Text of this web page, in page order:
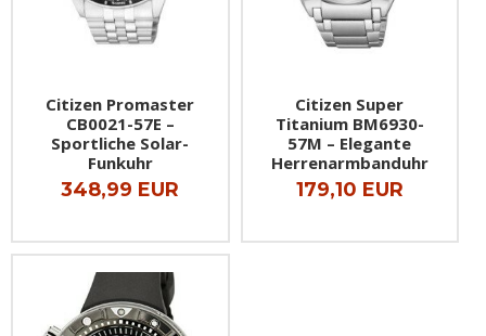
Citizen Promaster
CB0021-57E –
Sportliche Solar-
Funkuhr
348,99 EUR
Citizen Super
Titanium BM6930-
57M – Elegante
Herrenarmbanduhr
179,10 EUR